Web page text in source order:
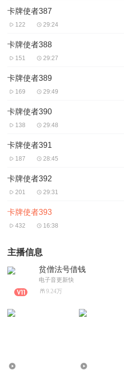
黑武士+钢铁战衣卡=组合技“超
电子音更新快电子音更新快电子
新快电子音更新快电子音更新快
音更新快电子音更新快电子音更
电子音更新快电子音更新快电子
音更新快电子音更新快电子音更
新快电子音更新快电子音更新快
电子音更新快电子音更新快电子
卡牌使者387
122 29:24
卡牌使者388
151 29:27
卡牌使者389
169 29:49
卡牌使者390
138 29:48
卡牌使者391
187 28:45
卡牌使者392
201 29:31
卡牌使者393
432 16:38
主播信息
贫僧法号借钱
电子音更新快
9.24万